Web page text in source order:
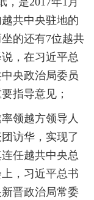
共中央驻地的
的还有7位越共
，在习近平总
央政治局委员
指导意见；
领越方领导人
访华，实现了
任越共中央总
，习近平总书
晋政治局常委